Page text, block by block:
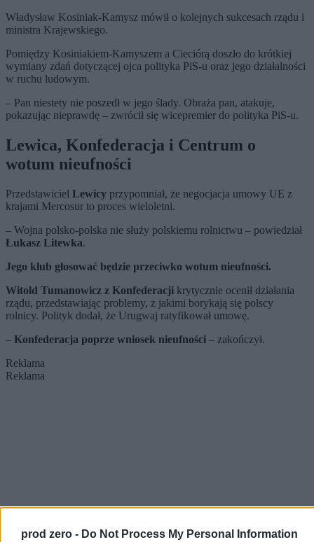
prod zero - Do Not Process My Personal Information
Władysław Kosiniak-Kamysz mówił o kolejnych sukcesach rządu i
ministra Krajewskiego.
Pomiędzy Kosiniakiem-Kamyszem a Cieciórą doszło do krótkiej
wymiany zdań dotyczącej ojca polityka PiS-u oraz jego działalności
w ruchu ludowym.
– Pan niestety nie poszedł w jego ślady. Obraża pan, atakuje,
pokazując nieprawdę – zwrócił się wicepremier do polityka PiS-u.
Lewica, Konfederacja i Centrum o
wotum nieufności
Przedstawiciel Lewicy przypomniał, że negocjacja umowy UE z
krajami Mercosur to proces wieloletni.
– Wojna polsko-polska nie służy polskiemu rolnictwu – powiedział
Łukasz Litewka.
Jego klub głosować będzie przeciwko wotum nieufności.
Witold Tumanowicz z Konfederacji krytycznie ocenił działania
rządu, przedstawiając problemy, z jakimi borykają się polscy
rolnicy. Polityk dodał, że Urugwaj ratyfikował umowę.
– Konfederacja poprze wniosek nieufności – zakończył.
Reklama
Reklama